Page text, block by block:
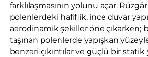
farklılaşmasının yolunu açar.
polenlerdeki hafiflik, ince duvar
aerodinamik şekiller öne çıkarken;
taşınan polenlerde yapışkan
benzeri çıkıntılar ve güçlü bir statik